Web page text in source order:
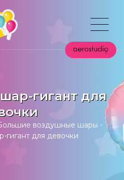
гигант для
воздушные шары -
гигант для девочки